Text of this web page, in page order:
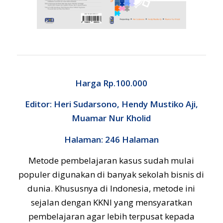
Harga Rp.100.000
Editor: Heri Sudarsono, Hendy Mustiko Aji,
Muamar Nur Kholid
Halaman: 246 Halaman
Metode pembelajaran kasus sudah mulai
populer digunakan di banyak sekolah bisnis di
dunia. Khususnya di Indonesia, metode ini
sejalan dengan KKNI yang mensyaratkan
pembelajaran agar lebih terpusat kepada